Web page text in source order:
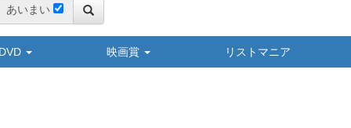
あいまい
映画賞 リストマニア